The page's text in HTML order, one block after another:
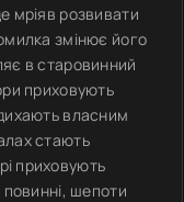
мріяв розвивати
змінює його
в старовинний
приховують
власним
стають
приховують
повинні, шепоти